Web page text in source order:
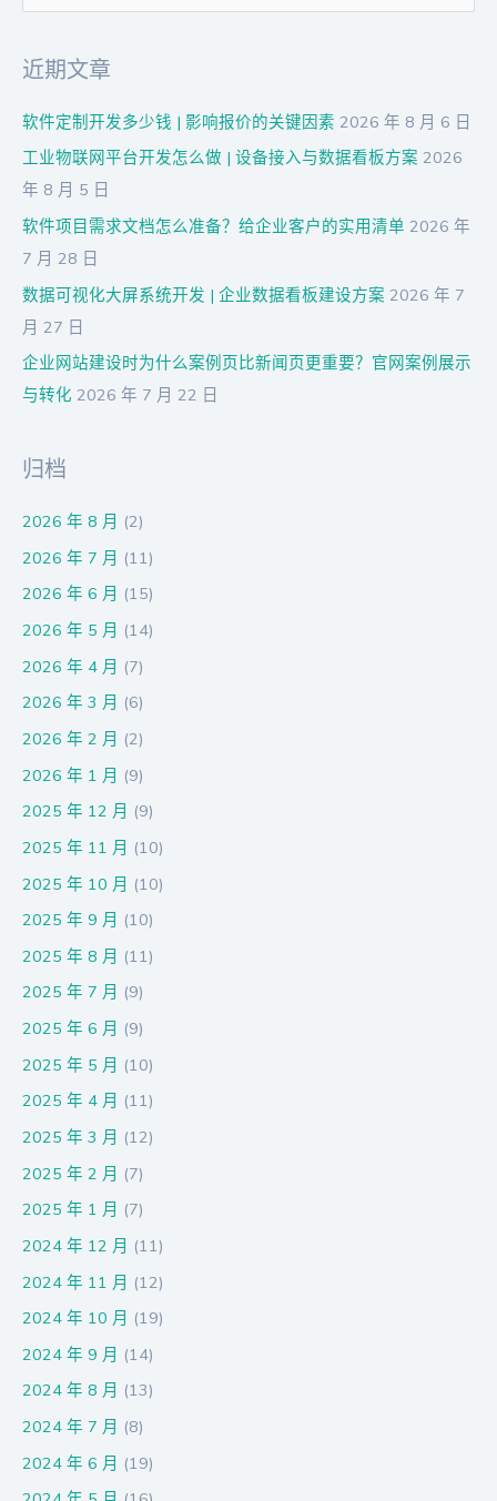
近期文章
软件定制开发多少钱 | 影响报价的关键因素 2026 年 8 月 6 日
工业物联网平台开发怎么做 | 设备接入与数据看板方案 2026
年 8 月 5 日
软件项目需求文档怎么准备？给企业客户的实用清单 2026 年
7 月 28 日
数据可视化大屏系统开发 | 企业数据看板建设方案 2026 年 7
月 27 日
企业网站建设时为什么案例页比新闻页更重要？官网案例展示
与转化 2026 年 7 月 22 日
归档
2026 年 8 月 (2)
2026 年 7 月 (11)
2026 年 6 月 (15)
2026 年 5 月 (14)
2026 年 4 月 (7)
2026 年 3 月 (6)
2026 年 2 月 (2)
2026 年 1 月 (9)
2025 年 12 月 (9)
2025 年 11 月 (10)
2025 年 10 月 (10)
2025 年 9 月 (10)
2025 年 8 月 (11)
2025 年 7 月 (9)
2025 年 6 月 (9)
2025 年 5 月 (10)
2025 年 4 月 (11)
2025 年 3 月 (12)
2025 年 2 月 (7)
2025 年 1 月 (7)
2024 年 12 月 (11)
2024 年 11 月 (12)
2024 年 10 月 (19)
2024 年 9 月 (14)
2024 年 8 月 (13)
2024 年 7 月 (8)
2024 年 6 月 (19)